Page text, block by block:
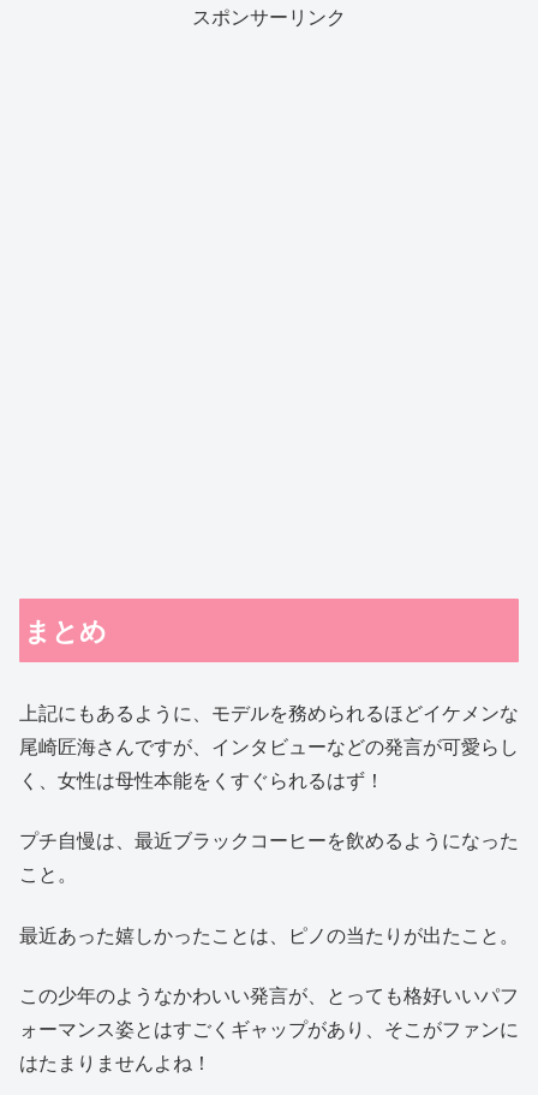
スポンサーリンク
まとめ
上記にもあるように、モデルを務められるほどイケメンな
尾崎匠海さんですが、インタビューなどの発言が可愛らし
く、女性は母性本能をくすぐられるはず！
プチ自慢は、最近ブラックコーヒーを飲めるようになった
こと。
最近あった嬉しかったことは、ピノの当たりが出たこと。
この少年のようなかわいい発言が、とっても格好いいパフ
ォーマンス姿とはすごくギャップがあり、そこがファンに
はたまりませんよね！